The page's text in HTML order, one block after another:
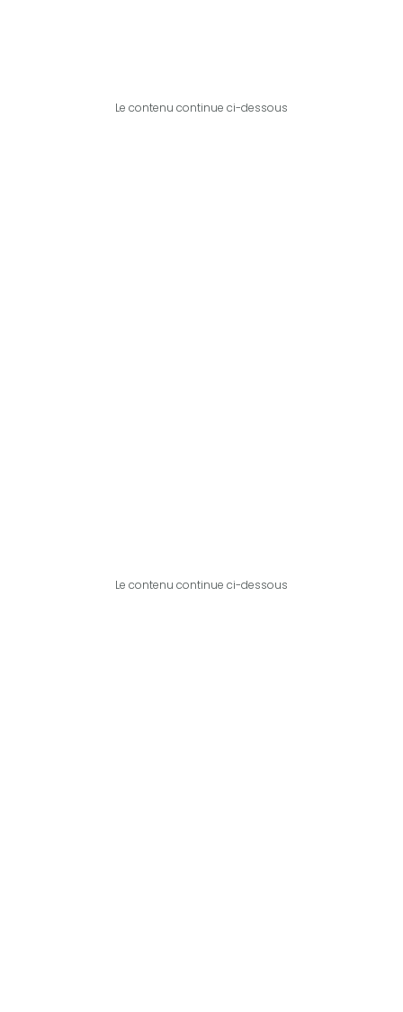
Le contenu continue ci-dessous
Le contenu continue ci-dessous